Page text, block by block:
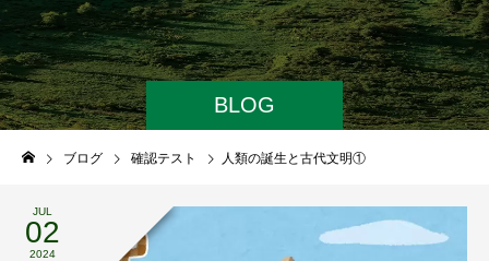
BLOG
ブログ 確認テスト 人類の誕生と古代文明①
JUL
02
2024